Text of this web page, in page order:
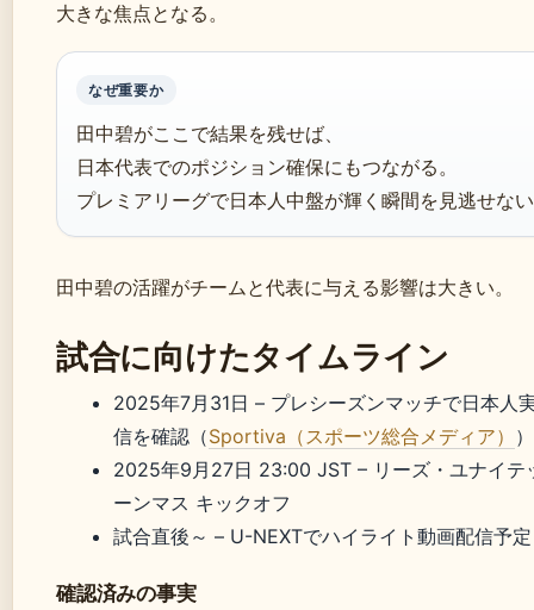
大きな焦点となる。
なぜ重要か
田中碧がここで結果を残せば、
日本代表でのポジション確保にもつながる。
プレミアリーグで日本人中盤が輝く瞬間を見逃せな
田中碧の活躍がチームと代表に与える影響は大きい。
試合に向けたタイムライン
2025年7月31日 – プレシーズンマッチで日本人
信を確認（Sportiva（スポーツ総合メディア） ）
2025年9月27日 23:00 JST – リーズ・ユナイテ
ーンマス キックオフ
試合直後～ – U-NEXTでハイライト動画配信予定
確認済みの事実